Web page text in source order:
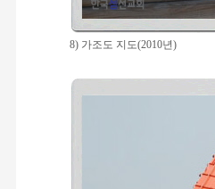
8) 가조도 지도(2010년)